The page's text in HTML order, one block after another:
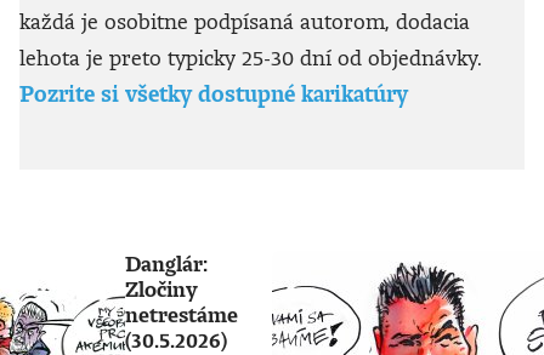
každá je osobitne podpísaná autorom, dodacia
lehota je preto typicky 25-30 dní od objednávky.
Pozrite si všetky dostupné karikatúry
Danglár:
Zločiny
netrestáme
(30.5.2026)